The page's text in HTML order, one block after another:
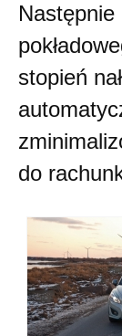
stopień
do